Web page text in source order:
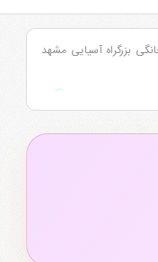
بزرگراه آسیایی مشهد